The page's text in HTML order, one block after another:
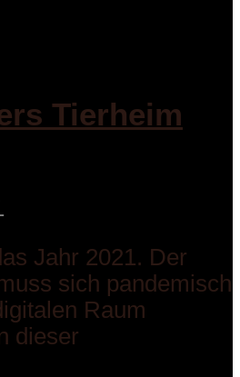
Tierheim
Jahr 2021. Der
sich pandemisch
Raum
dieser